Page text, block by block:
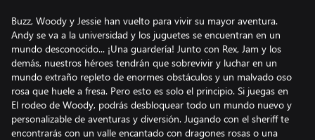
Buzz, Woody y Jessie han vuelto para vivir su mayor aventura.
Andy se va a la universidad y los juguetes se encuentran en un
mundo desconocido... ¡Una guardería! Junto con Rex, Jam y los
demás, nuestros héroes tendrán que sobrevivir y luchar en un
mundo extraño repleto de enormes obstáculos y un malvado oso
rosa que huele a fresa. Pero esto es solo el principio. Si juegas en
El rodeo de Woody, podrás desbloquear todo un mundo nuevo y
personalizable de aventuras y diversión. Jugando con el sheriff te
encontrarás con un valle encantado con dragones rosas o una